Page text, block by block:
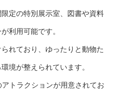
定の特別展示室、図書や資料
利用可能です。
れており、ゆったりと動物た
境が整えられています。
トラクションが用意されてお